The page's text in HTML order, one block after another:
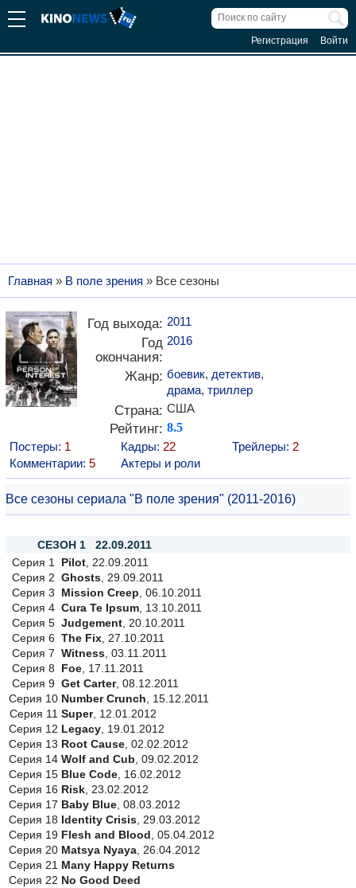
Регистрация Войти
Главная » В поле зрения » Все сезоны
Год выхода: 2011
Год
окончания:
2016
Жанр: боевик, детектив,
драма, триллер
Страна: США
Рейтинг: 8.5
Постеры: 1 Кадры: 22 Трейлеры: 2
Комментарии: 5 Актеры и роли
Все сезоны сериала "В поле зрения" (2011-2016)
СЕЗОН 1 22.09.2011
Серия 1
Pilot , 22.09.2011
Серия 2 Ghosts , 29.09.2011
Серия 3
Mission Creep , 06.10.2011
Серия 4 Cura Te Ipsum , 13.10.2011
Серия 5 Judgement , 20.10.2011
Серия 6 The Fix , 27.10.2011
Серия 7 Witness , 03.11.2011
Серия 8
Foe , 17.11.2011
Серия 9 Get Carter, 08.12.2011
Серия 10 Number Crunch , 15.12.2011
Серия 11 Super, 12.01.2012
Серия 12 Legacy , 19.01.2012
Серия 13 Root Cause , 02.02.2012
Серия 14 Wolf and Cub , 09.02.2012
Серия 15 Blue Code , 16.02.2012
Серия 16 Risk , 23.02.2012
Серия 17 Baby Blue , 08.03.2012
Серия 18 Identity Crisis , 29.03.2012
Серия 19 Flesh and Blood , 05.04.2012
Серия 20 Matsya Nyaya , 26.04.2012
Серия 21 Many Happy Returns
Серия 22 No Good Deed